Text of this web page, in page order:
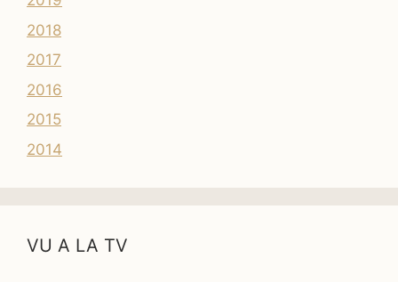
2018
2017
2016
2015
2014
VU A LA TV